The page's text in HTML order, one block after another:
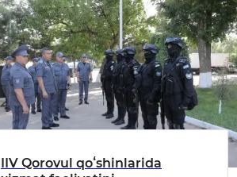
IIV Qorovul qoʻshinlarida